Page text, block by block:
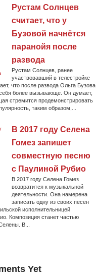
Рустам Солнцев
считает, что у
Бузовой начнётся
паранойя после
развода
Рустам Солнцев, ранее
участвовавший в телестройке
что после развода Ольга Бузова
более вызывающе. Он думает,
стремится продемонстрировать
таким образом,...
В 2017 году Селена
Гомез запишет
совместную песню
с Паулиной Рубио
В 2017 году Селена Гомез
возвратится к музыкальной
деятельности. Она намерена
записать одну из своих песен
исполнительницей
Композиция станет частью
В...
Yet